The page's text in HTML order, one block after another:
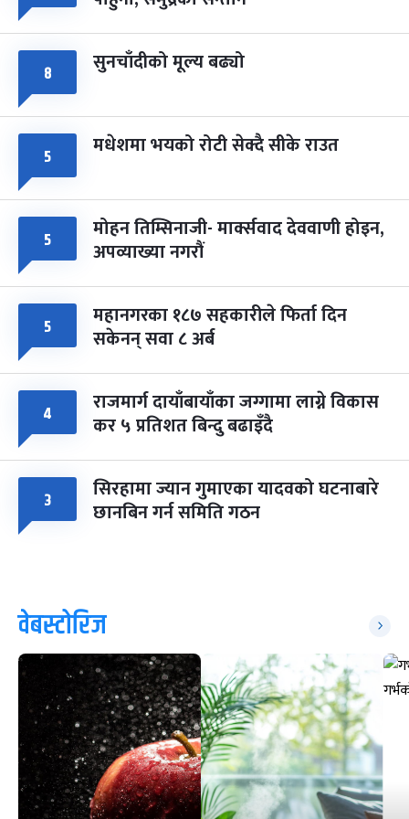
८ सुनचाँदीको मूल्य बढ्यो
५ मधेशमा भयको रोटी सेक्दै सीके राउत
५ मोहन तिम्सिनाजी- मार्क्सवाद देववाणी होइन,
अपव्याख्या नगरौं
५ महानगरका १८७ सहकारीले फिर्ता दिन
सकेनन् सवा ८ अर्ब
४ राजमार्ग दायाँबायाँका जग्गामा लाग्ने विकास
कर ५ प्रतिशत बिन्दु बढाइँदै
३ सिरहामा ज्यान गुमाएका यादवको घटनाबारे
छानबिन गर्न समिति गठन
वेबस्टोरिज